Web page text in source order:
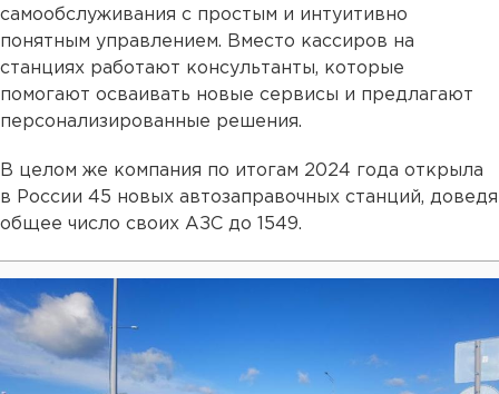
самообслуживания с простым и интуитивно
понятным управлением. Вместо кассиров на
станциях работают консультанты, которые
помогают осваивать новые сервисы и предлагают
персонализированные решения.
В целом же компания по итогам 2024 года открыла
в России 45 новых автозаправочных станций, доведя
общее число своих АЗС до 1549.